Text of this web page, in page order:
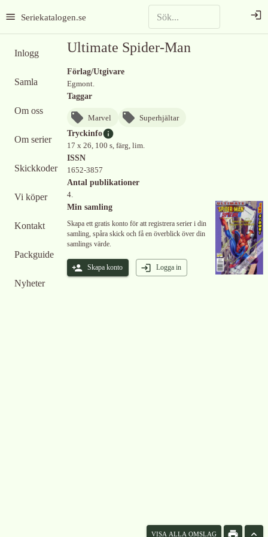
Seriekatalogen.se
Inlogg
Samla
Om oss
Om serier
Skickkoder
Vi köper
Kontakt
Packguide
Nyheter
Ultimate Spider-Man
Förlag/Utgivare
Egmont.
Taggar
Marvel
Superhjältar
Tryckinfo
17 x 26, 100 s, färg, lim.
ISSN
1652-3857
Antal publikationer
4.
Min samling
Skapa ett gratis konto för att registrera serier i din
samling, spåra skick och få en överblick över din
samlings värde.
Skapa konto Logga in
VISA ALLA OMSLAG